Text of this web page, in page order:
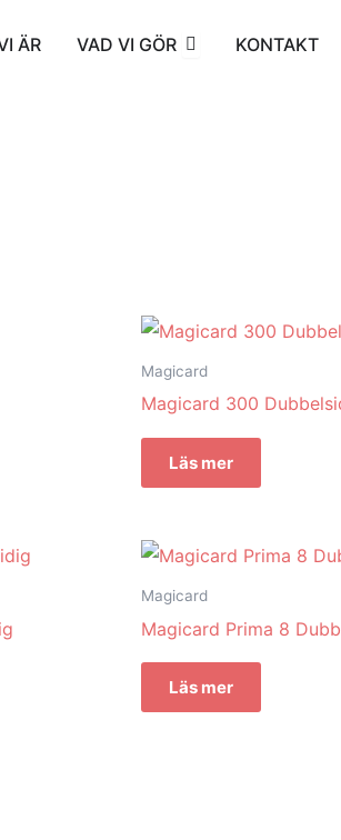
ÄR VAD VI GÖR Öppna VAD VI GÖR
KONTAKT
Magicard
Magicard 300
Läs mer
Magicard
Magicard Prima 8
Läs mer